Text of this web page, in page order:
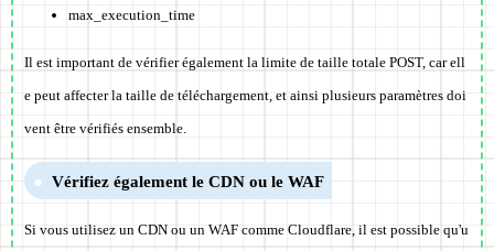
max_execution_time
Il est important de vérifier également la limite de taille totale POST, car ell
e peut affecter la taille de téléchargement, et ainsi plusieurs paramètres doi
vent être vérifiés ensemble.
Vérifiez également le CDN ou le WAF
Si vous utilisez un CDN ou un WAF comme Cloudflare, il est possible qu'u